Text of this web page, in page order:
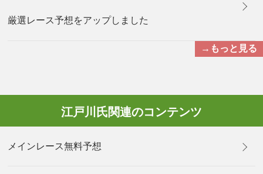
厳選レース予想をアップしました
→もっと見る
江戸川氏関連のコンテンツ
メインレース無料予想